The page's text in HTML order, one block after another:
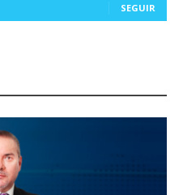
SEGUIR